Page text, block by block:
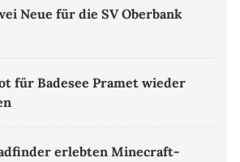
Neue für die SV Oberbank
für Badesee Pramet wieder
erlebten Minecraft-